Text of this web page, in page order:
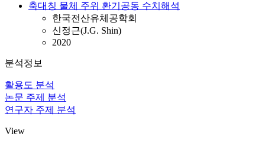
축대칭 물체 주위 환기공동 수치해석
한국전산유체공학회
신정근(J.G. Shin)
2020
분석정보
활용도 분석
논문 주제 분석
연구자 주제 분석
View